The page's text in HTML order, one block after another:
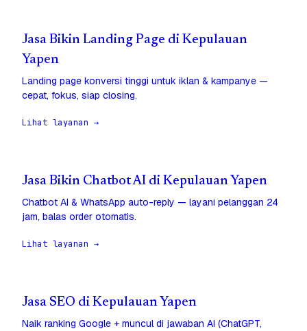
Jasa Bikin Landing Page di Kepulauan
Yapen
Landing page konversi tinggi untuk iklan & kampanye —
cepat, fokus, siap closing.
Lihat layanan →
Jasa Bikin Chatbot AI di Kepulauan Yapen
Chatbot AI & WhatsApp auto-reply — layani pelanggan 24
jam, balas order otomatis.
Lihat layanan →
Jasa SEO di Kepulauan Yapen
Naik ranking Google + muncul di jawaban AI (ChatGPT,